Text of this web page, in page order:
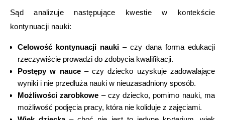
Sąd analizuje następujące kwestie w kontekście
kontynuacji nauki:
Celowość kontynuacji nauki – czy dana forma edukacji
rzeczywiście prowadzi do zdobycia kwalifikacji.
Postępy w nauce– czy dziecko uzyskuje zadowalające
wyniki i nie przedłuża nauki w nieuzasadniony sposób.
Możliwości zarobkowe – czy dziecko, pomimo nauki, ma
możliwość podjęcia pracy, która nie koliduje z zajęciami.